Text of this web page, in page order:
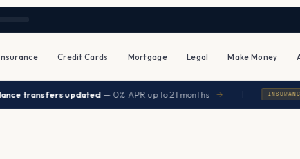
Credit Cards Mortgage Legal Make Money
updated— 0% APR up to 21 months → | INSURANCE